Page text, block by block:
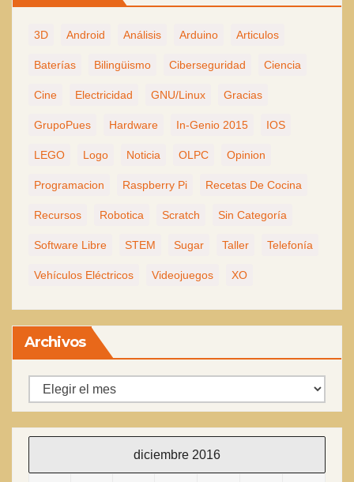
3D Android Análisis Arduino Articulos
Baterías Bilingüismo Ciberseguridad Ciencia
Cine Electricidad GNU/Linux Gracias
GrupoPues Hardware In-Genio 2015 IOS
LEGO Logo Noticia OLPC Opinion
Programacion Raspberry Pi Recetas De Cocina
Recursos Robotica Scratch Sin Categoría
Software Libre STEM Sugar Taller Telefonía
Vehículos Eléctricos Videojuegos XO
Archivos
Archivos
diciembre 2016